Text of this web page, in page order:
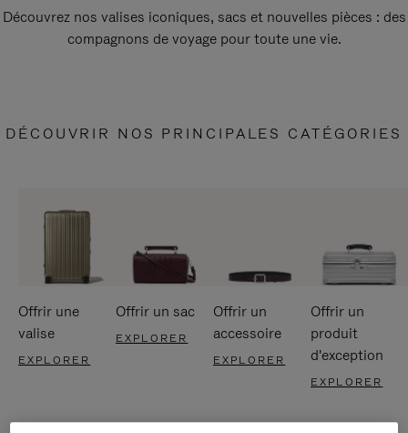
Découvrez nos valises iconiques, sacs et nouvelles pièces : des
compagnons de voyage pour toute une vie.
DÉCOUVRIR NOS PRINCIPALES CATÉGORIES
Offrir une
valise
EXPLORER
Offrir un sac
EXPLORER
Offrir un
accessoire
EXPLORER
Offrir un
produit
d'exception
EXPLORER